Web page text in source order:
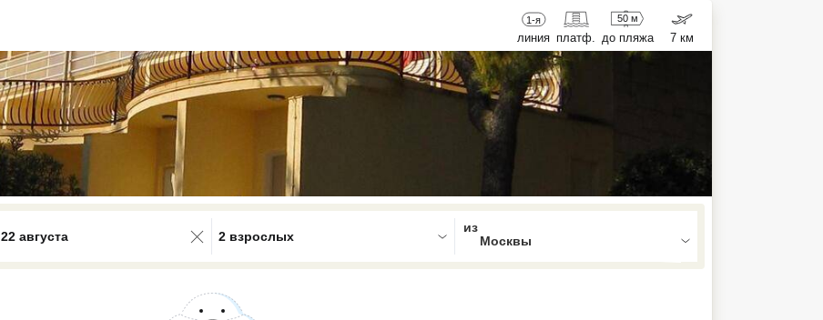
1-я
линия платф.
50 м
до пляжа 7 км
22 августа
0 results available. Select is focused , press Down to open the menu,
2 взрослых